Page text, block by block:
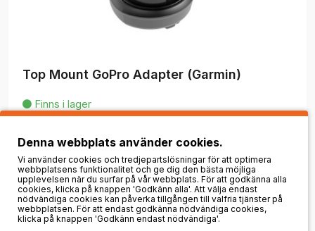
 Finns i lager
Top Mount GoPro Adapter (Garmin)
KÖP
Denna webbplats använder cookies.
Vi använder cookies och tredjepartslösningar för att optimera
webbplatsens funktionalitet och ge dig den bästa möjliga
upplevelsen när du surfar på vår webbplats. För att godkänna alla
cookies, klicka på knappen 'Godkänn alla'. Att välja endast
nödvändiga cookies kan påverka tillgången till valfria tjänster på
webbplatsen. För att endast godkänna nödvändiga cookies,
klicka på knappen 'Godkänn endast nödvändiga'.